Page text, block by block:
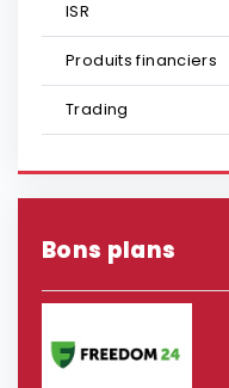
ISR
Produits financiers
Trading
Bons plans